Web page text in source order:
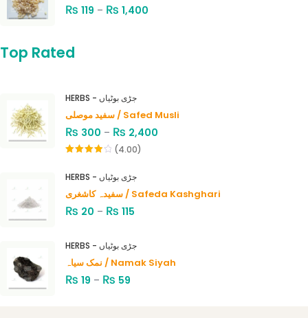
₨ 119 – ₨ 1,400
Top Rated
HERBS - جڑی بوٹیاں
سفید موصلی / Safed Musli
₨ 300 – ₨ 2,400
of 5
(4.00)
HERBS - جڑی بوٹیاں
سفیدہ کاشغری / Safeda Kashghari
₨ 20 – ₨ 115
HERBS - جڑی بوٹیاں
نمک سیاہ / Namak Siyah
₨ 19 – ₨ 59